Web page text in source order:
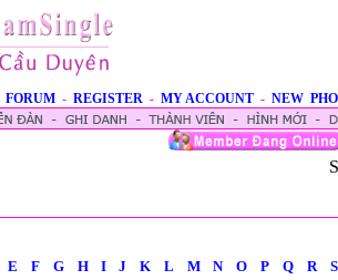
FORUM - REGISTER - MY ACCOUNT - NEW
E F G H I J K L M N O P Q R S